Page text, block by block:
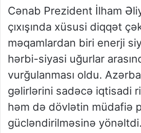
Cənab Prezident İlham
çıxışında xüsusi diqqət
məqamlardan biri enerji
hərbi-siyasi uğurlar
vurğulanması oldu.
gəlirlərini sadəcə iqtisadi
həm də dövlətin müdafiə
gücləndirilməsinə